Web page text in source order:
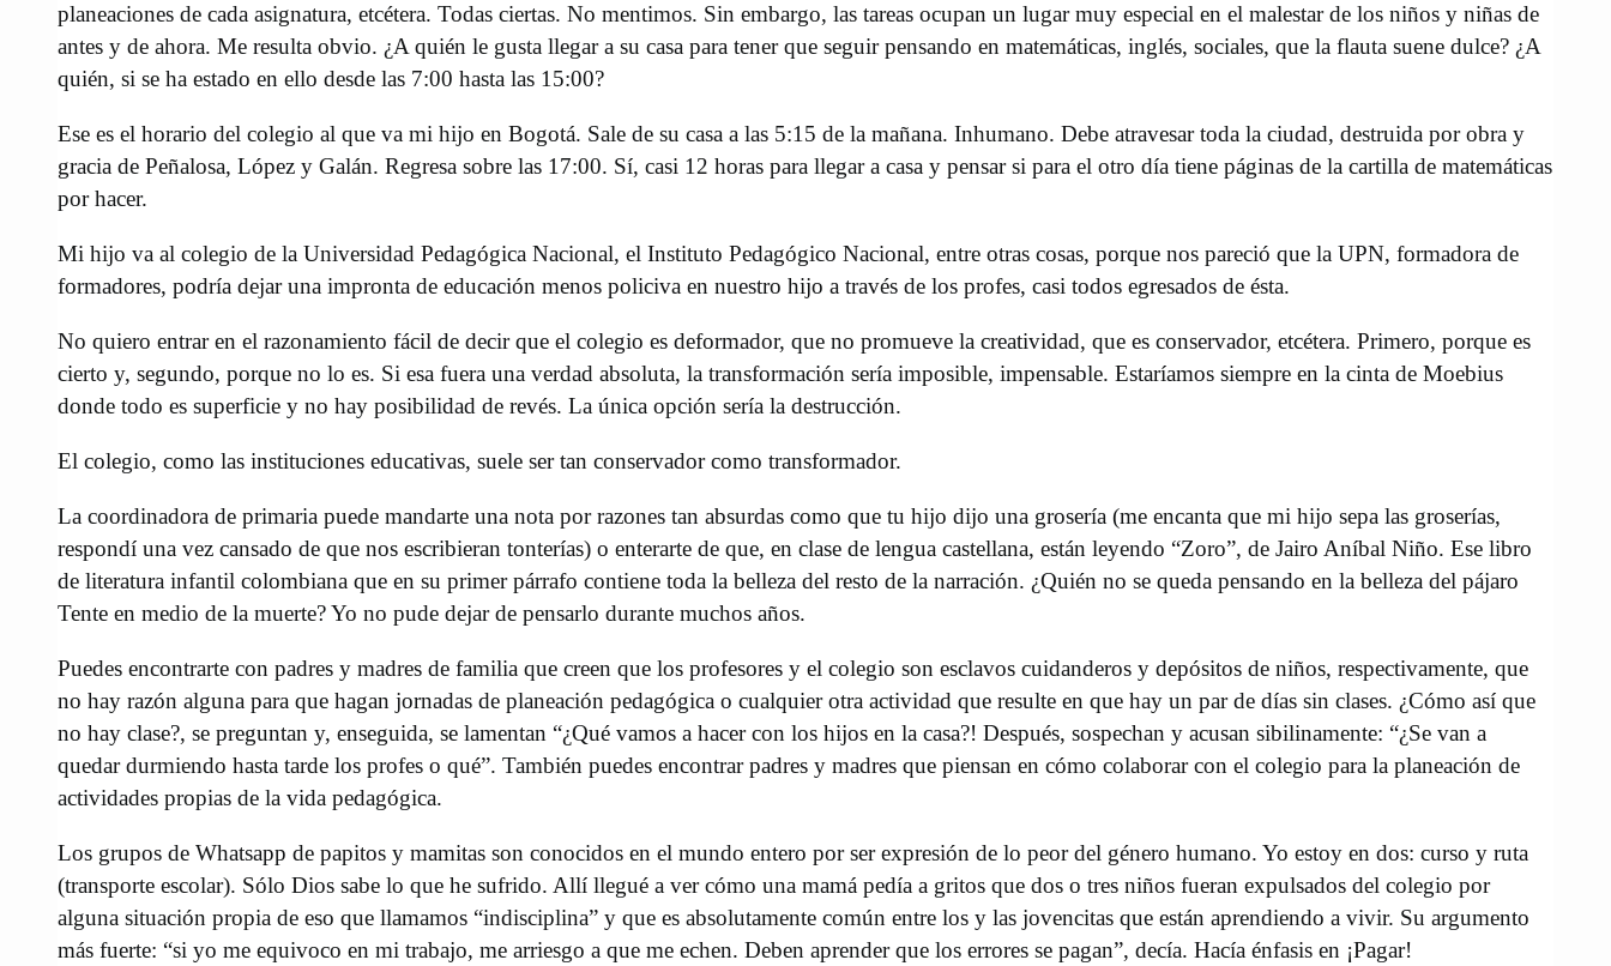
planeaciones de cada asignatura, etcétera. Todas ciertas. No mentimos. Sin embargo, las tareas ocupan un lugar muy especial en el malestar de los niños y niñas de
antes y de ahora. Me resulta obvio. ¿A quién le gusta llegar a su casa para tener que seguir pensando en matemáticas, inglés, sociales, que la flauta suene dulce? ¿A
quién, si se ha estado en ello desde las 7:00 hasta las 15:00?
Ese es el horario del colegio al que va mi hijo en Bogotá. Sale de su casa a las 5:15 de la mañana. Inhumano. Debe atravesar toda la ciudad, destruida por obra y
gracia de Peñalosa, López y Galán. Regresa sobre las 17:00. Sí, casi 12 horas para llegar a casa y pensar si para el otro día tiene páginas de la cartilla de matemáticas
por hacer.
Mi hijo va al colegio de la Universidad Pedagógica Nacional, el Instituto Pedagógico Nacional, entre otras cosas, porque nos pareció que la UPN, formadora de
formadores, podría dejar una impronta de educación menos policiva en nuestro hijo a través de los profes, casi todos egresados de ésta.
No quiero entrar en el razonamiento fácil de decir que el colegio es deformador, que no promueve la creatividad, que es conservador, etcétera. Primero, porque es
cierto y, segundo, porque no lo es. Si esa fuera una verdad absoluta, la transformación sería imposible, impensable. Estaríamos siempre en la cinta de Moebius
donde todo es superficie y no hay posibilidad de revés. La única opción sería la destrucción.
El colegio, como las instituciones educativas, suele ser tan conservador como transformador.
La coordinadora de primaria puede mandarte una nota por razones tan absurdas como que tu hijo dijo una grosería (me encanta que mi hijo sepa las groserías,
respondí una vez cansado de que nos escribieran tonterías) o enterarte de que, en clase de lengua castellana, están leyendo “Zoro”, de Jairo Aníbal Niño. Ese libro
de literatura infantil colombiana que en su primer párrafo contiene toda la belleza del resto de la narración. ¿Quién no se queda pensando en la belleza del pájaro
Tente en medio de la muerte? Yo no pude dejar de pensarlo durante muchos años.
Puedes encontrarte con padres y madres de familia que creen que los profesores y el colegio son esclavos cuidanderos y depósitos de niños, respectivamente, que
no hay razón alguna para que hagan jornadas de planeación pedagógica o cualquier otra actividad que resulte en que hay un par de días sin clases. ¿Cómo así que
no hay clase?, se preguntan y, enseguida, se lamentan “¿Qué vamos a hacer con los hijos en la casa?! Después, sospechan y acusan sibilinamente: “¿Se van a
quedar durmiendo hasta tarde los profes o qué”. También puedes encontrar padres y madres que piensan en cómo colaborar con el colegio para la planeación de
actividades propias de la vida pedagógica.
Los grupos de Whatsapp de papitos y mamitas son conocidos en el mundo entero por ser expresión de lo peor del género humano. Yo estoy en dos: curso y ruta
(transporte escolar). Sólo Dios sabe lo que he sufrido. Allí llegué a ver cómo una mamá pedía a gritos que dos o tres niños fueran expulsados del colegio por
alguna situación propia de eso que llamamos “indisciplina” y que es absolutamente común entre los y las jovencitas que están aprendiendo a vivir. Su argumento
más fuerte: “si yo me equivoco en mi trabajo, me arriesgo a que me echen. Deben aprender que los errores se pagan”, decía. Hacía énfasis en ¡Pagar!